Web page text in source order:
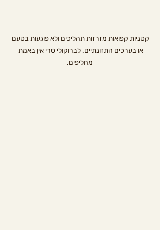
קטניות קפואות מזרזות תהליכים ולא פוגעות בטעם
או בערכים התזונתיים. לברוקולי טרי אין באמת
מחליפים.